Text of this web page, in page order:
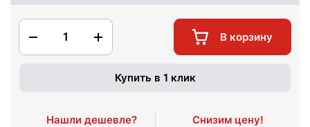
1 В корзину
Купить в 1 клик
Нашли дешевле? Снизим цену!